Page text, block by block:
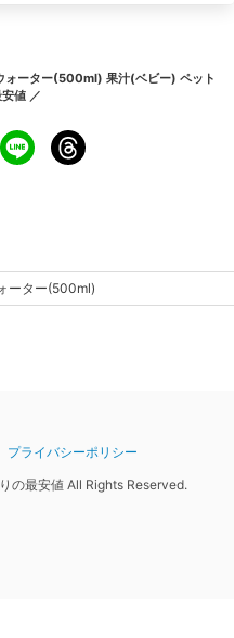
ォーター(500ml) 果汁(ベビー) ペット
値 ／
ーター(500ml)
プライバシーポリシー
の最安値 All Rights Reserved.